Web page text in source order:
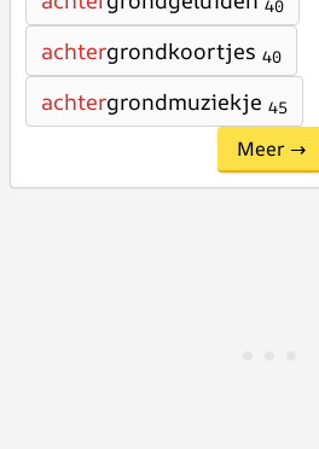
40
achtergrondkoortjes 40
achtergrondmuziekje 45
Meer →